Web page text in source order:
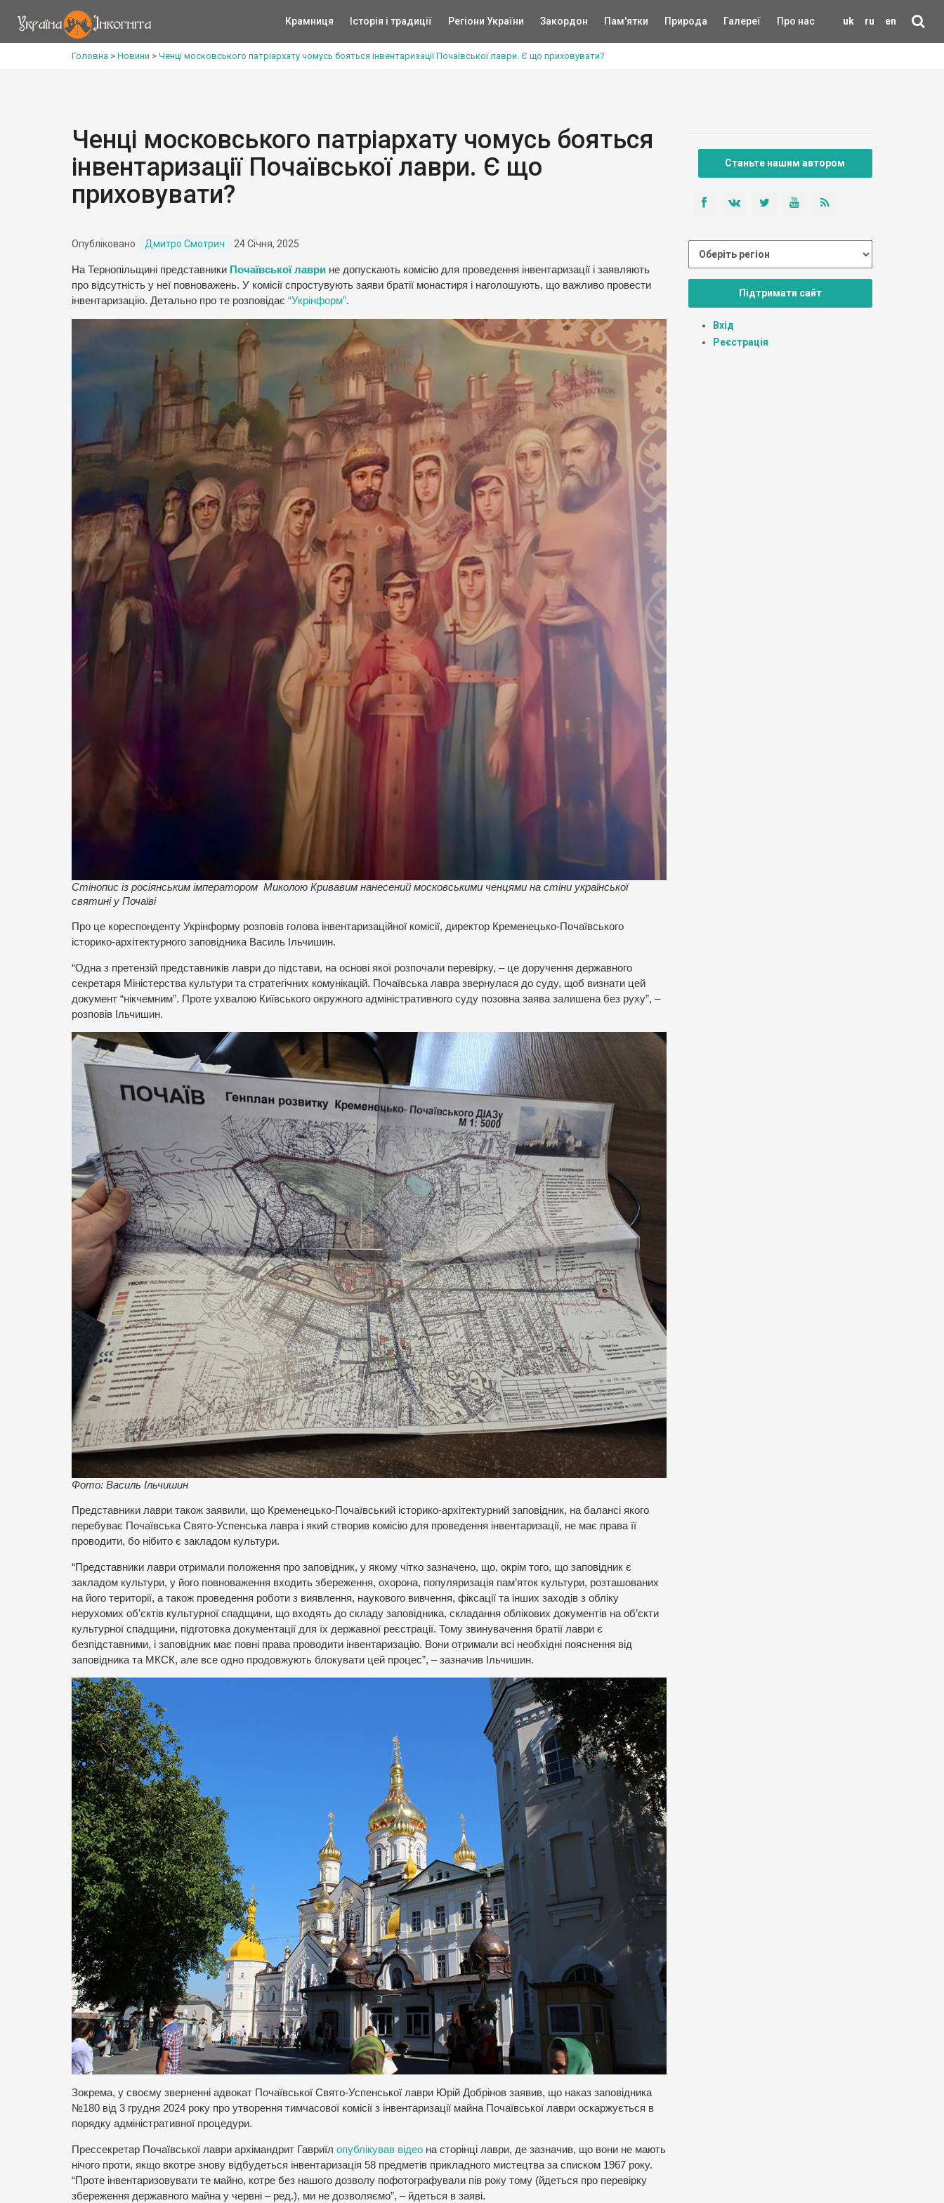
uk ru en
Крамниця Історія і традиції Регіони України Закордон Пам'ятки Природа Галереї Про нас
Головна > Новини > Ченці московського патріархату чомусь бояться інвентаризації Почаївської лаври. Є що приховувати?
Ченці московського патріархату чомусь бояться
інвентаризації Почаївської лаври. Є що
приховувати?
Опубліковано Дмитро Смотрич 24 Січня, 2025
На Тернопільщині представники Почаївської лаври не допускають комісію для проведення інвентаризації і заявляють
про відсутність у неї повноважень. У комісії спростувують заяви братії монастиря і наголошують, що важливо провести
інвентаризацію. Детально про те розповідає “Укрінформ”.
Стінопис із росіянським імператором Миколою Кривавим нанесений московськими ченцями на стіни української
святині у Почаїві
Про це кореспонденту Укрінформу розповів голова інвентаризаційної комісії, директор Кременецько-Почаївського
історико-архітектурного заповідника Василь Ільчишин.
“Одна з претензій представників лаври до підстави, на основі якої розпочали перевірку, – це доручення державного
секретаря Міністерства культури та стратегічних комунікацій. Почаївська лавра звернулася до суду, щоб визнати цей
документ “нікчемним”. Проте ухвалою Київського окружного адміністративного суду позовна заява залишена без руху”, –
розповів Ільчишин.
Фото: Василь Ільчишин
Представники лаври також заявили, що Кременецько-Почаївський історико-архітектурний заповідник, на балансі якого
перебуває Почаївська Свято-Успенська лавра і який створив комісію для проведення інвентаризації, не має права її
проводити, бо нібито є закладом культури.
“Представники лаври отримали положення про заповідник, у якому чітко зазначено, що, окрім того, що заповідник є
закладом культури, у його повноваження входить збереження, охорона, популяризація пам’яток культури, розташованих
на його території, а також проведення роботи з виявлення, наукового вивчення, фіксації та інших заходів з обліку
нерухомих об’єктів культурної спадщини, що входять до складу заповідника, складання облікових документів на об’єкти
культурної спадщини, підготовка документації для їх державної реєстрації. Тому звинувачення братії лаври є
безпідставними, і заповідник має повні права проводити інвентаризацію. Вони отримали всі необхідні пояснення від
заповідника та МКСК, але все одно продовжують блокувати цей процес”, – зазначив Ільчишин.
Зокрема, у своєму зверненні адвокат Почаївської Свято-Успенської лаври Юрій Добрінов заявив, що наказ заповідника
№180 від 3 грудня 2024 року про утворення тимчасової комісії з інвентаризації майна Почаївської лаври оскаржується в
порядку адміністративної процедури.
Прессекретар Почаївської лаври архімандрит Гавриїл опублікував відео на сторінці лаври, де зазначив, що вони не мають
нічого проти, якщо вкотре знову відбудеться інвентаризація 58 предметів прикладного мистецтва за списком 1967 року.
“Проте інвентаризовувати те майно, котре без нашого дозволу пофотографували пів року тому (йдеться про перевірку
збереження державного майна у червні – ред.), ми не дозволяємо”, – йдеться в заяві.
Станьте нашим автором
Підтримати сайт
Вхід
Реєстрація